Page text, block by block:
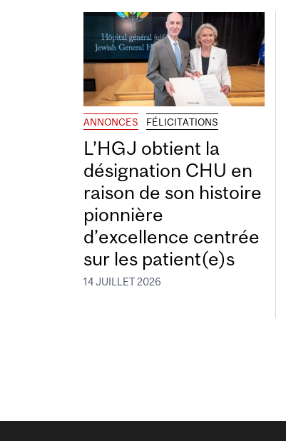
ANNONCES FÉLICITATIONS
L’HGJ obtient la
désignation CHU en
raison de son histoire
pionnière
d’excellence centrée
sur les patient(e)s
14 JUILLET 2026